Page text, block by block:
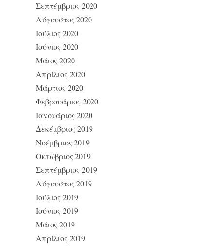
Σεπτέμβριος 2020
Αύγουστος 2020
Ιούλιος 2020
Ιούνιος 2020
Μάιος 2020
Απρίλιος 2020
Μάρτιος 2020
Φεβρουάριος 2020
Ιανουάριος 2020
Δεκέμβριος 2019
Νοέμβριος 2019
Οκτώβριος 2019
Σεπτέμβριος 2019
Αύγουστος 2019
Ιούλιος 2019
Ιούνιος 2019
Μάιος 2019
Απρίλιος 2019